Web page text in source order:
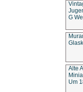
G
Alte
Um